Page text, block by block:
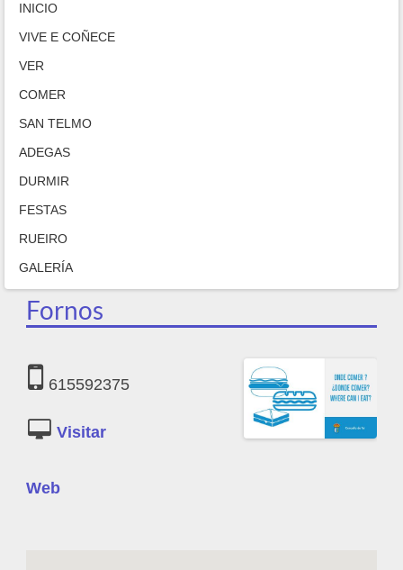
INICIO
VIVE E COÑECE
VER
COMER
SAN TELMO
ADEGAS
DURMIR
FESTAS
RUEIRO
GALERÍA
Fornos
615592375